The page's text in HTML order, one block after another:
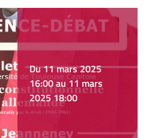
Du 11 mars 2025
16:00 au 11 mars
2025 18:00